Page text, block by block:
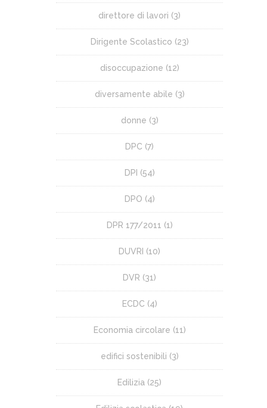
direttore di lavori (3)
Dirigente Scolastico (23)
disoccupazione (12)
diversamente abile (3)
donne (3)
DPC (7)
DPI (54)
DPO (4)
DPR 177/2011 (1)
DUVRI (10)
DVR (31)
ECDC (4)
Economia circolare (11)
edifici sostenibili (3)
Edilizia (25)